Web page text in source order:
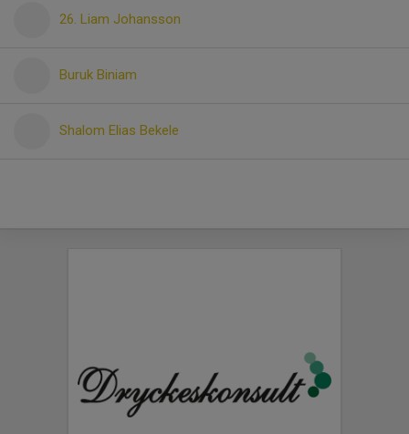
26. Liam Johansson
Buruk Biniam
Shalom Elias Bekele